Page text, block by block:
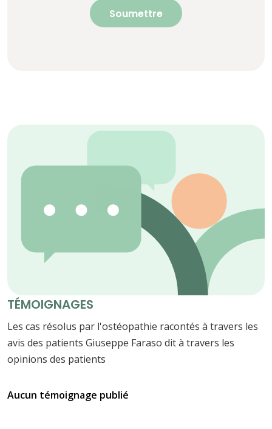
Soumettre
TÉMOIGNAGES
Les cas résolus par l'ostéopathie racontés à travers les
avis des patients Giuseppe Faraso dit à travers les
opinions des patients
Aucun témoignage publié